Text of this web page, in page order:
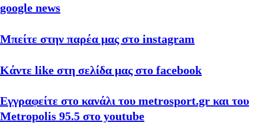
google news
Μπείτε στην παρέα μας στο instagram
Κάντε like στη σελίδα μας στο facebook
Εγγραφείτε στο κανάλι του metrosport.gr και του
Metropolis 95.5 στο youtube